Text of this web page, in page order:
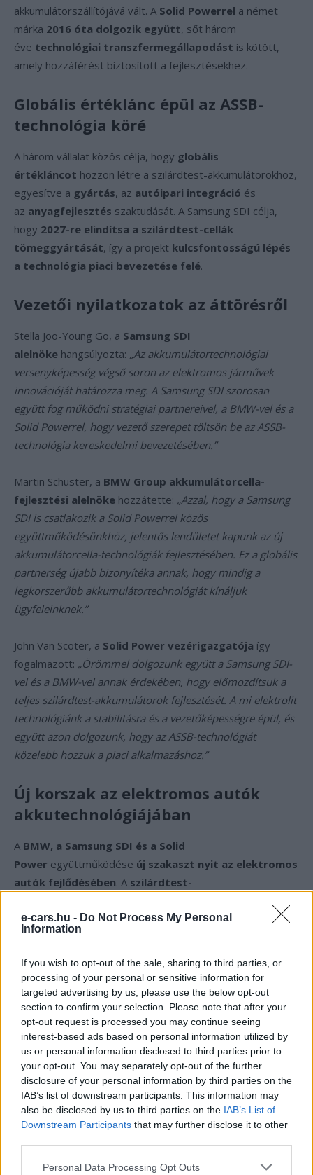
e-cars.hu - Do Not Process My Personal
Information
If you wish to opt-out of the sale, sharing to third parties, or
processing of your personal or sensitive information for
targeted advertising by us, please use the below opt-out
section to confirm your selection. Please note that after your
opt-out request is processed you may continue seeing
interest-based ads based on personal information utilized by
us or personal information disclosed to third parties prior to
your opt-out. You may separately opt-out of the further
disclosure of your personal information by third parties on the
IAB’s list of downstream participants. This information may
also be disclosed by us to third parties on the IAB’s List of
Downstream Participants that may further disclose it to other
Personal Data Processing Opt Outs
akkumulátorszállítójává vált. A Solid Powerrel a német
márka 2016 óta dolgozik együtt, sőt három
éve technológiai transzfermegállapodást is kötött,
amely hozzáférést biztosított a fejlesztésekhez.
Globális értéklánc épül az ASSB-
technológia köré
A három vállalat közös célja, hogy globális
értékláncot hozzon létre a szilárdtest-akkumulátorokhoz,
egyesítve a gyártás, az autóipari integráció és
az anyagfejlesztés szaktudását. A Samsung SDI célja,
hogy 2027-re elindítsa a szilárdtest-cellák
tömeggyártását, így a projekt kulcsfontosságú lépés
a technológia piaci bevezetése felé.
Vezetői nyilatkozatok az áttörésről
Stella Joo-Young Go, a Samsung SDI
alelnöke hangsúlyozta: „Az akkumulátortechnológiai
versenyképesség végső soron az elektromos járművek
innovációját határozza meg. A Samsung SDI szorosan
együtt fog működni stratégiai partnereivel, a BMW-vel és a
Solid Powerrel, hogy vezető szerepet töltsön be az ASSB-
technológia kereskedelmi bevezetésében.”
Martin Schuster, a BMW Group akkumulátorcella-
fejlesztési alelnöke hozzátette: „Azzal, hogy a Samsung
SDI is csatlakozik a Solid Powerrel közös
együttműködésünkhöz, jelentős lendületet kapunk az új
akkumulátorcella-technológiák fejlesztésében. Ez a globális
partnerség újabb bizonyítéka annak, hogy mindig a
legkorszerűbb akkumulátortechnológiát kínáljuk
ügyfeleinknek.”
John Van Scoter, a Solid Power vezérigazgatója így
fogalmazott: „Örömmel dolgozunk együtt a Samsung SDI-
vel és a BMW-vel annak érdekében, hogy előmozdítsuk a
teljes szilárdtest-akkumulátorok fejlesztését. A mi elektrolit
technológiánk a stabilitásra és a vezetőképességre épül, és
együtt azon dolgozunk, hogy az ASSB-technológiát
közelebb hozzuk a piaci alkalmazáshoz.”
Új korszak az elektromos autók
akkutechnológiájában
A BMW, a Samsung SDI és a Solid
Power együttműködése új szakaszt nyit az elektromos
autók fejlődésében. A szilárdtest-
energiasűrűséget ígérnek, és ez a projekt már
asorozatgyártás kapujában álló
Kövesd az e-cars.hu-t a Facebookon is, további
tartalmakért!
CÍMKÉK akkumulátor BMW e-mobilitás
Elektromobilitás
Elektromos autó
Samsung SDI Szilárdtest-akkumulátor